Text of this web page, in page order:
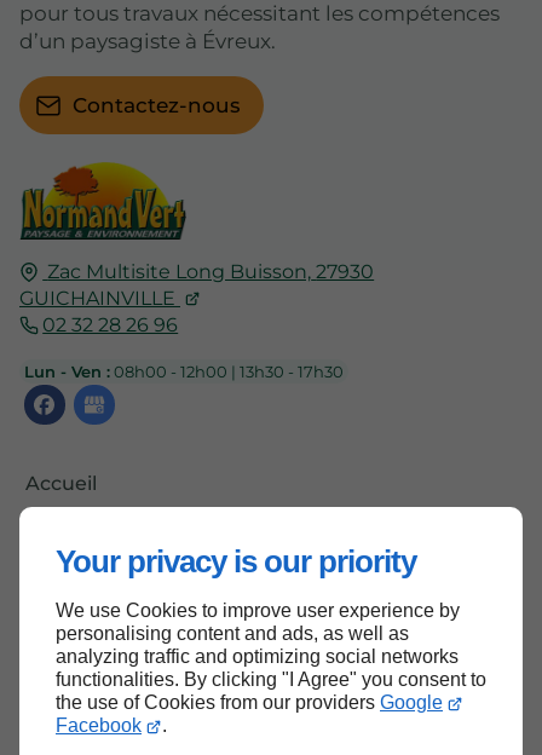
Your privacy is our priority
We use Cookies to improve user experience by
personalising content and ads, as well as
analyzing traffic and optimizing social networks
functionalities. By clicking "I Agree" you consent to
the use of Cookies from our providers Google
Facebook
.
Zac Multisite Long Buisson, 27930
GUICHAINVILLE
02 32 28 26 96
Lun - Ven :08h00 - 12h00 | 13h30 - 17h30
Accueil
Mentions légales
Plan du site
pour tous travaux nécessitant les compétences
d’un paysagiste à Évreux.
Contactez-nous
Haut de page